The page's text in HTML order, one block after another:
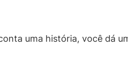
uma história, você dá